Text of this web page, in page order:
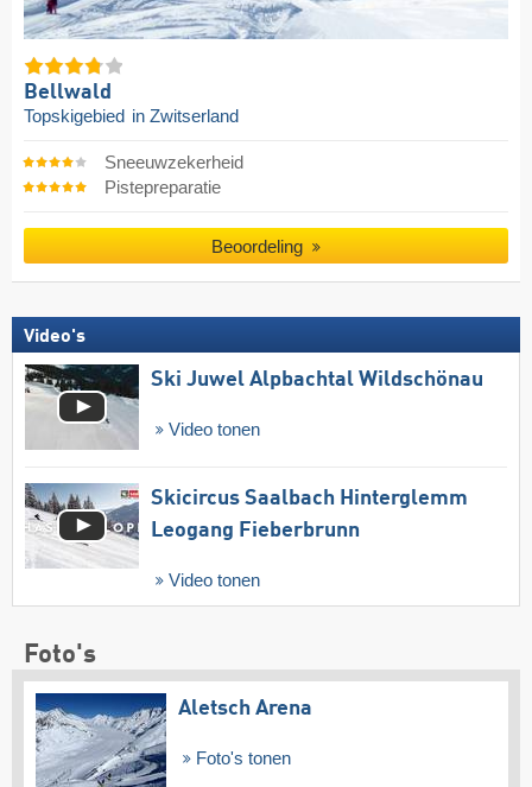
Bellwald
Topskigebied in Zwitserland
Sneeuwzekerheid
Pistepreparatie
Beoordeling
Video's
Ski Juwel Alpbachtal Wildschönau
Video tonen
Skicircus Saalbach Hinterglemm
Leogang Fieberbrunn
Video tonen
Foto's
Aletsch Arena
Foto's tonen